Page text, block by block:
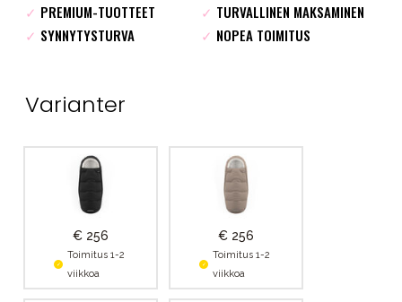
✓ PREMIUM-TUOTTEET ✓ TURVALLINEN MAKSAMINEN
✓ SYNNYTYSTURVA ✓ NOPEA TOIMITUS
Varianter
€ 256
Toimitus 1-2
viikkoa
€ 256
Toimitus 1-2
viikkoa